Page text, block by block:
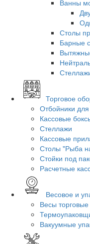
Ванны
Столы
Барные
Торговое
Отбойники
Кассовые
Стеллажи
Кассовые
Столы "Рыба
Стойки под
Расчетные
Весовое и
Весы торговые
Вакуумные